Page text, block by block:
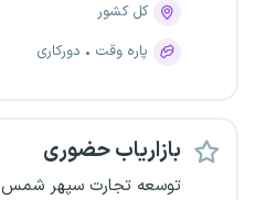
کل کشور
پاره وقت
دورکاری
بازاریاب حضوری
توسعه تجارت سپهر شمس